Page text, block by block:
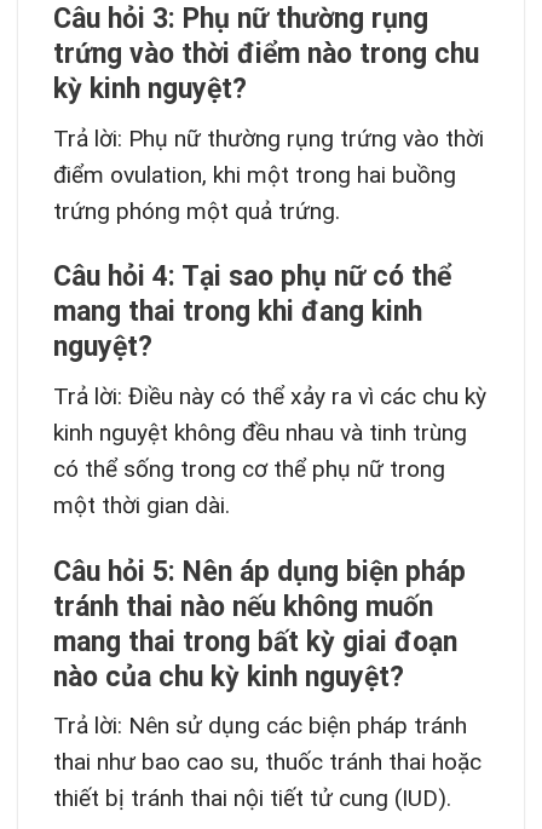
Câu hỏi 3: Phụ nữ thường rụng
trứng vào thời điểm nào trong chu
kỳ kinh nguyệt?
Trả lời: Phụ nữ thường rụng trứng vào thời
điểm ovulation, khi một trong hai buồng
trứng phóng một quả trứng.
Câu hỏi 4: Tại sao phụ nữ có thể
mang thai trong khi đang kinh
nguyệt?
Trả lời: Điều này có thể xảy ra vì các chu kỳ
kinh nguyệt không đều nhau và tinh trùng
có thể sống trong cơ thể phụ nữ trong
một thời gian dài.
Câu hỏi 5: Nên áp dụng biện pháp
tránh thai nào nếu không muốn
mang thai trong bất kỳ giai đoạn
nào của chu kỳ kinh nguyệt?
Trả lời: Nên sử dụng các biện pháp tránh
thai như bao cao su, thuốc tránh thai hoặc
thiết bị tránh thai nội tiết tử cung (IUD).